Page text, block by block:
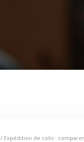
/ Expédition de colis :